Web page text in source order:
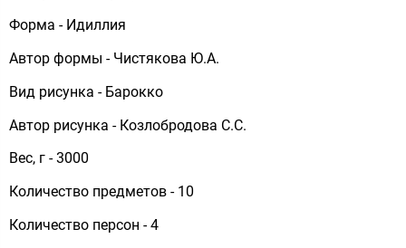
Форма - Идиллия
Автор формы - Чистякова Ю.А.
Вид рисунка - Барокко
Автор рисунка - Козлобродова С.C.
Вес, г - 3000
Количество предметов - 10
Количество персон - 4